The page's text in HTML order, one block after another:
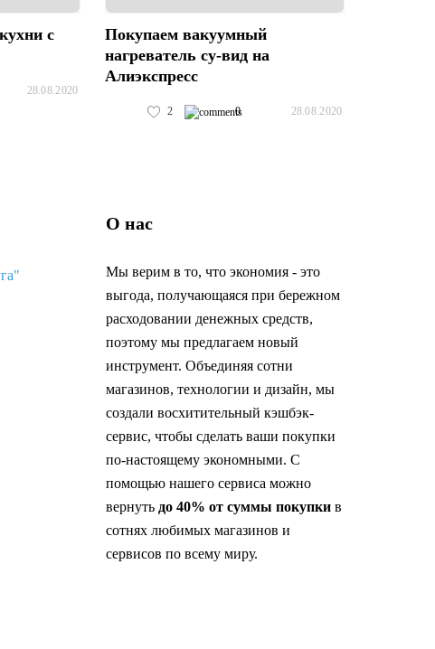
с
28.08.2020
Покупаем вакуумный
нагреватель су-вид на
Алиэкспресс
2 0 28.08.2020
О нас
Мы верим в то, что экономия - это
выгода, получающаяся при бережном
расходовании денежных средств,
поэтому мы предлагаем новый
инструмент. Объединяя сотни
магазинов, технологии и дизайн, мы
создали восхитительный кэшбэк-
сервис, чтобы сделать ваши покупки
по-настоящему экономными. С
помощью нашего сервиса можно
вернуть до 40% от суммы покупкив
сотнях любимых магазинов и
сервисов по всему миру.